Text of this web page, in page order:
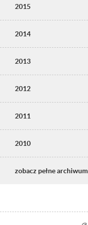
2015
2014
2013
2012
2011
2010
zobacz pełne archiwum